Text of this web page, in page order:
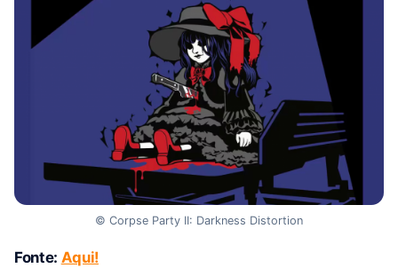
© Corpse Party II: Darkness Distortion
Fonte: Aqui!